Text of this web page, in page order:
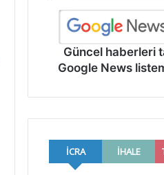
Güncel haberleri
Google News